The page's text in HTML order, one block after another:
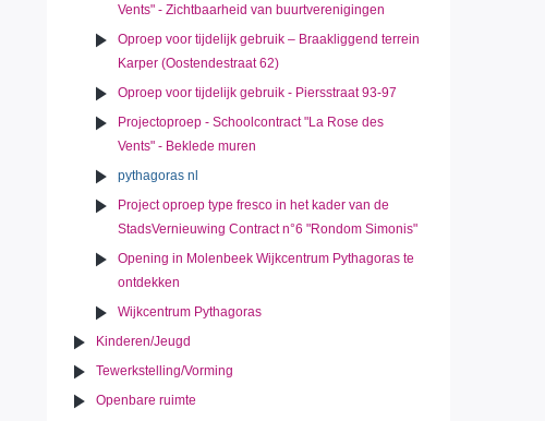
Vents" - Zichtbaarheid van buurtverenigingen
Oproep voor tijdelijk gebruik – Braakliggend terrein
Karper (Oostendestraat 62)
Oproep voor tijdelijk gebruik - Piersstraat 93-97
Projectoproep - Schoolcontract "La Rose des
Vents" - Beklede muren
pythagoras nl
Project oproep type fresco in het kader van de
StadsVernieuwing Contract n°6 "Rondom Simonis"
Opening in Molenbeek Wijkcentrum Pythagoras te
ontdekken
Wijkcentrum Pythagoras
Kinderen/Jeugd
Tewerkstelling/Vorming
Openbare ruimte